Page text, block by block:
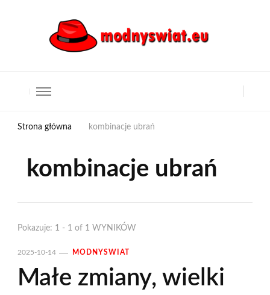
Strona główna kombinacje ubrań
kombinacje ubrań
Pokazuje: 1 - 1 of 1 WYNIKÓW
2025-10-14 MODNYSWIAT
Małe zmiany, wielki